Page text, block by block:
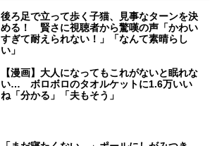
後ろ足で立って歩く子猫、見事なターンを決
める！ 賢さに視聴者から驚嘆の声「かわい
すぎて耐えられない！」「なんて素晴らし
い」
【漫画】大人になってもこれがないと眠れな
い… ボロボロのタオルケットに1.6万いい
ね「分かる」「夫もそう」